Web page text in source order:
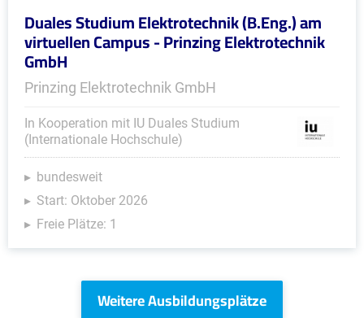
Duales Studium Elektrotechnik (B.Eng.) am
virtuellen Campus - Prinzing Elektrotechnik
GmbH
Prinzing Elektrotechnik GmbH
In Kooperation mit IU Duales Studium
(Internationale Hochschule)
bundesweit
Start: Oktober 2026
Freie Plätze: 1
Weitere Ausbildungsplätze